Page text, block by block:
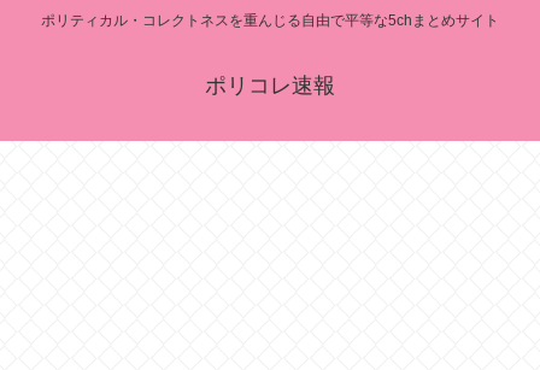
ポリティカル・コレクトネスを重んじる自由で平等な5chまとめサイト
ポリコレ速報